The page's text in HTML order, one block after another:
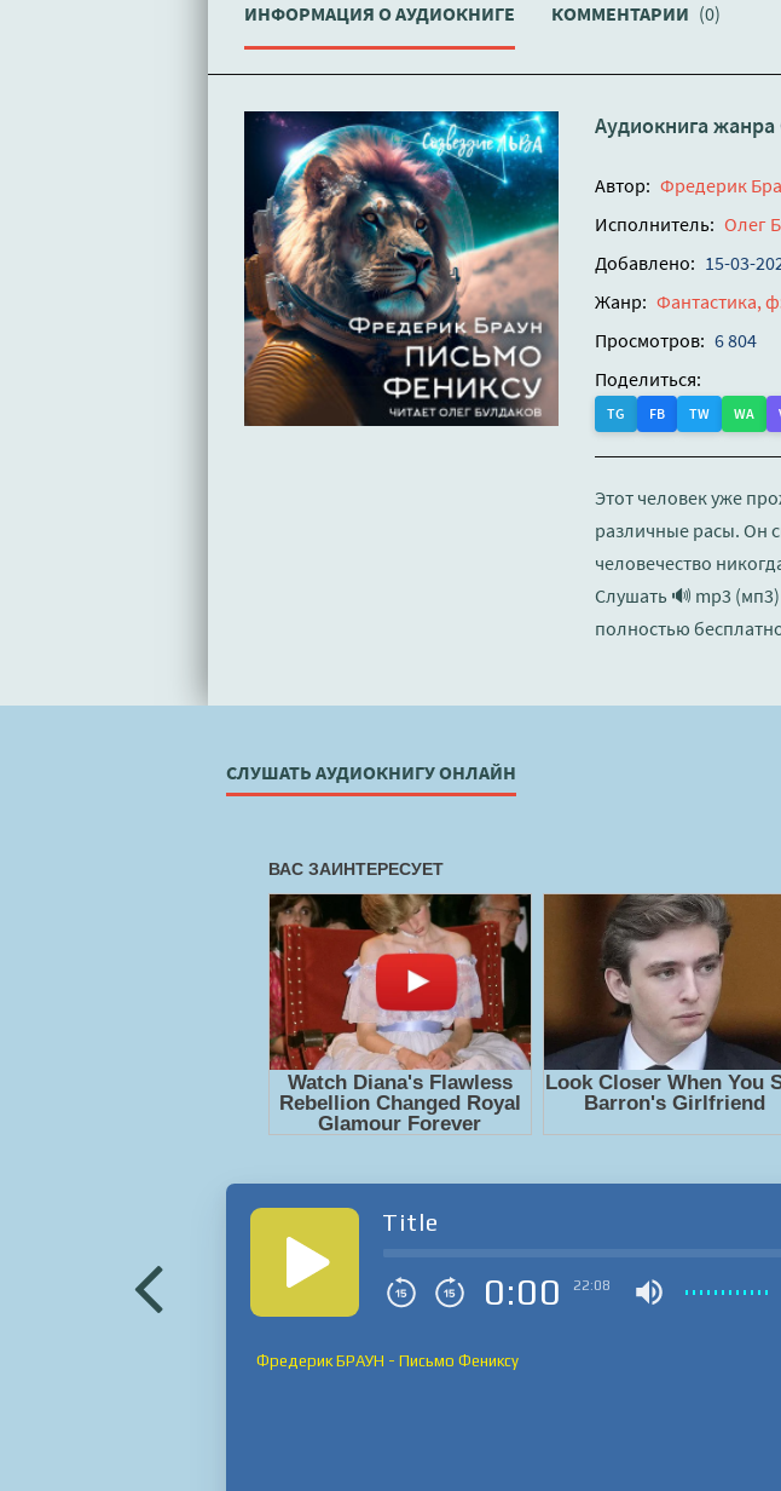
ИНФОРМАЦИЯ О АУДИОКНИГЕ КОММЕНТАРИИ (0)
Аудиокнига жанра
Автор: Фредерик
Исполнитель: Олег
Добавлено: 15-03-
Жанр: Фантастика,
Просмотров: 6 804
Поделиться:
TG FB TW WA
Этот человек уже
различные расы. Он
человечество
Слушать 🔊 mp3
полностью
СЛУШАТЬ АУДИОКНИГУ ОНЛАЙН
Title
0:00 22:08
Фредерик БРАУН - Письмо Фениксу